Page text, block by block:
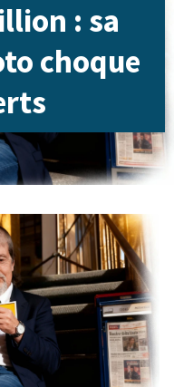
: sa
choque